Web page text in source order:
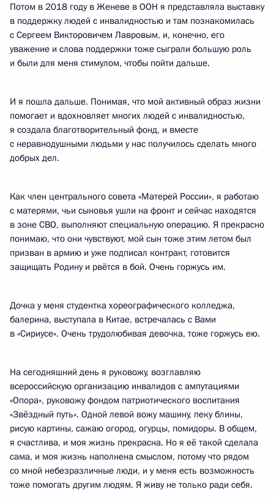
Потом в 2018 году в Женеве в ООН я представляла выставку
в поддержку людей с инвалидностью и там познакомилась
с Сергеем Викторовичем Лавровым, и, конечно, его
уважение и слова поддержки тоже сыграли большую роль
и были для меня стимулом, чтобы пойти дальше.
И я пошла дальше. Понимая, что мой активный образ жизни
помогает и вдохновляет многих людей с инвалидностью,
я создала благотворительный фонд, и вместе
с неравнодушными людьми у нас получилось сделать много
добрых дел.
Как член центрального совета «Матерей России», я работаю
с матерями, чьи сыновья ушли на фронт и сейчас находятся
в зоне СВО, выполняют специальную операцию. Я прекрасно
понимаю, что они чувствуют, мой сын тоже этим летом был
призван в армию и уже подписал контракт, готовится
защищать Родину и рвётся в бой. Очень горжусь им.
Дочка у меня студентка хореографического колледжа,
балерина, выступала в Китае, встречалась с Вами
в «Сириусе». Очень трудолюбивая девочка, тоже горжусь ею.
На сегодняшний день я руковожу, возглавляю
всероссийскую организацию инвалидов с ампутациями
«Опора», руковожу фондом патриотического воспитания
«Звёздный путь». Одной левой вожу машину, пеку блины,
рисую картины, сажаю огород, огурцы, помидоры. В общем,
я счастлива, и моя жизнь прекрасна. Но я её такой сделала
сама, и моя жизнь наполнена смыслом, потому что рядом
со мной небезразличные люди, и у меня есть возможность
тоже помогать другим людям. Я живу не только ради себя.